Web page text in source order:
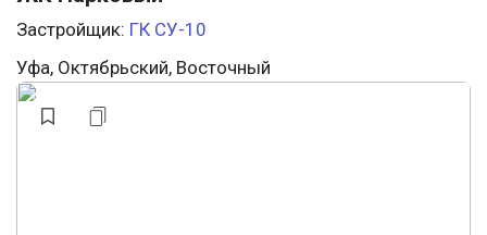
Застройщик: ГК СУ-10
Уфа, Октябрьский, Восточный